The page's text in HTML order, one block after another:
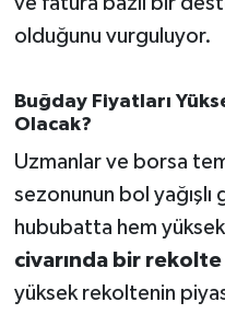
olduğunu vurguluyor.
Buğday Fiyatları
Olacak?
Uzmanlar ve borsa
sezonunun bol
hububatta hem
civarında bir rekolte
yüksek rekoltenin